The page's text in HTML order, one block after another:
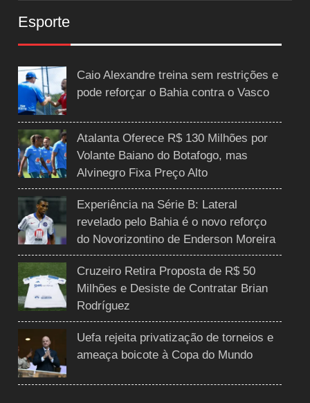
Esporte
Caio Alexandre treina sem restrições e
pode reforçar o Bahia contra o Vasco
Atalanta Oferece R$ 130 Milhões por
Volante Baiano do Botafogo, mas
Alvinegro Fixa Preço Alto
Experiência na Série B: Lateral
revelado pelo Bahia é o novo reforço
do Novorizontino de Enderson Moreira
Cruzeiro Retira Proposta de R$ 50
Milhões e Desiste de Contratar Brian
Rodríguez
Uefa rejeita privatização de torneios e
ameaça boicote à Copa do Mundo